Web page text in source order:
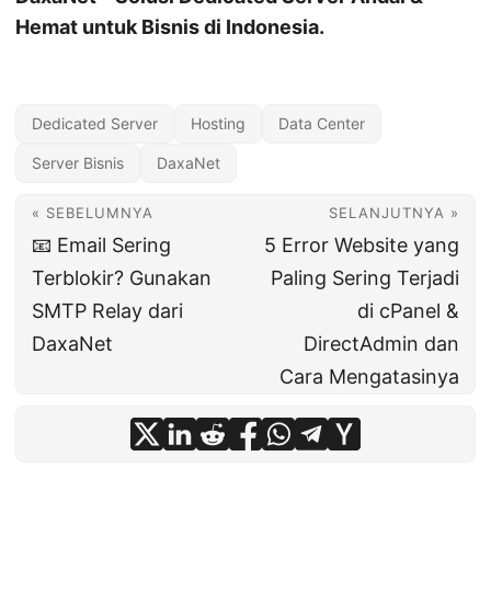
Hemat untuk Bisnis di Indonesia.
Dedicated Server Hosting Data Center
Server Bisnis DaxaNet
« SEBELUMNYA
📧 Email Sering
Terblokir? Gunakan
SMTP Relay dari
DaxaNet
SELANJUTNYA »
5 Error Website yang
Paling Sering Terjadi
di cPanel &
DirectAdmin dan
Cara Mengatasinya